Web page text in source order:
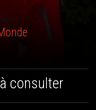
consulter